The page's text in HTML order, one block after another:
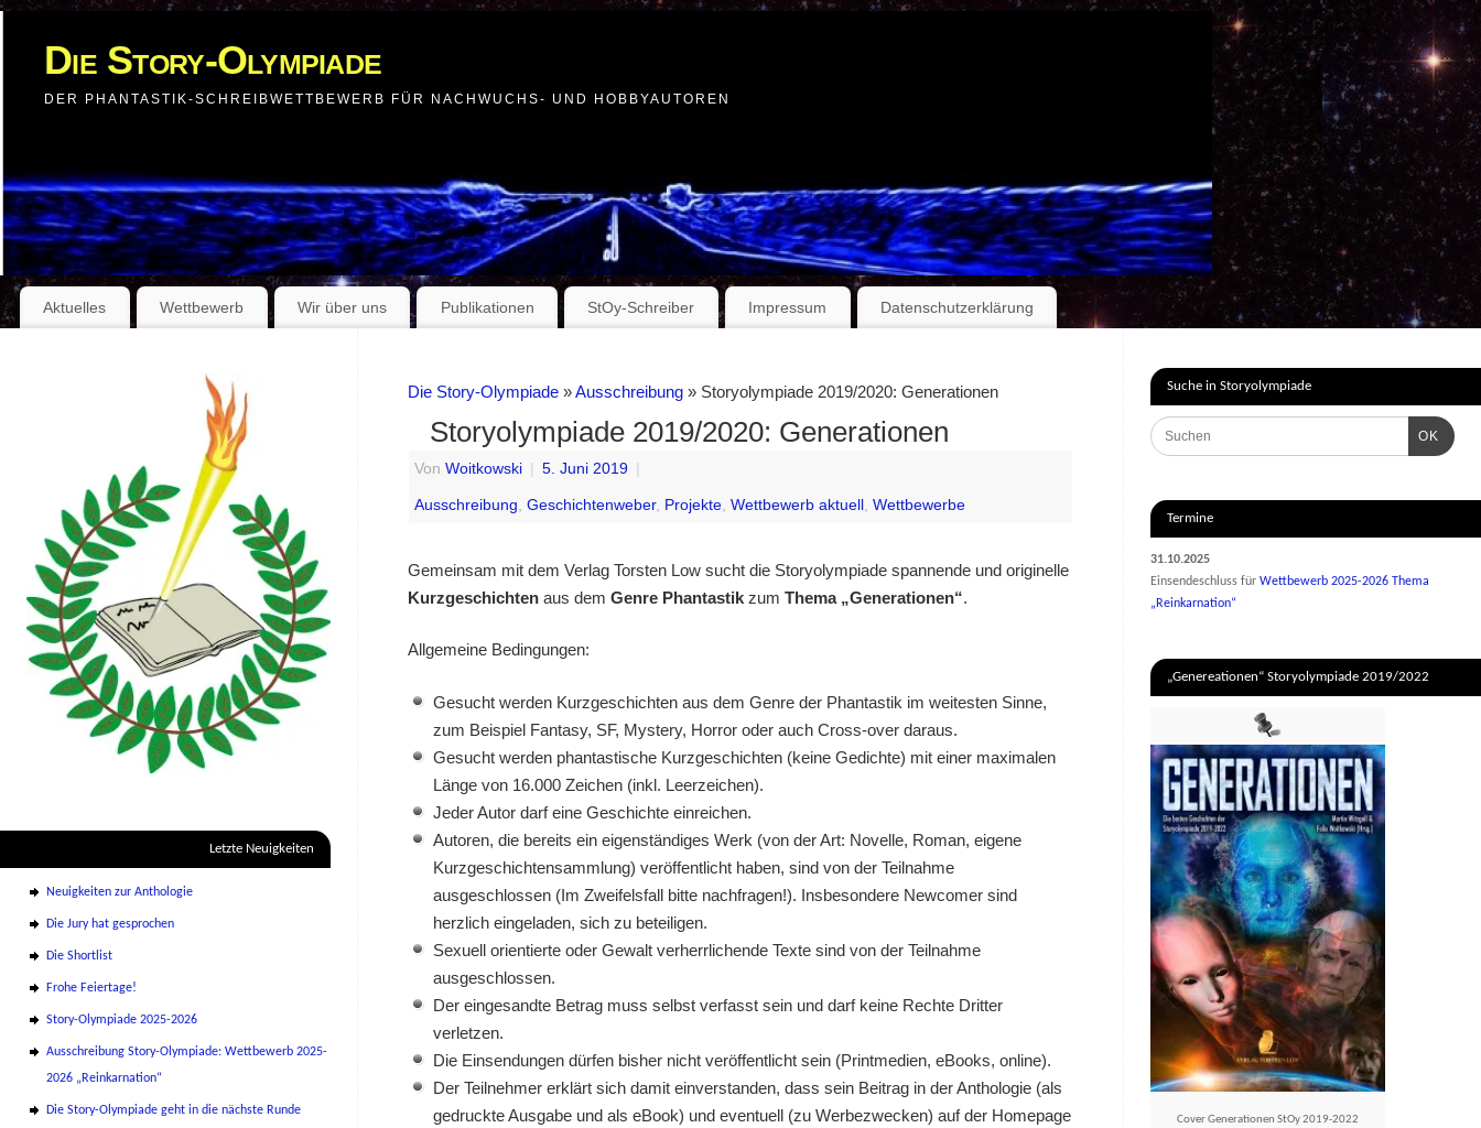
Die Story-Olympiade
DER PHANTASTIK-SCHREIBWETTBEWERB FÜR NACHWUCHS- UND HOBBYAUTOREN
Aktuelles Wettbewerb Wir über uns Publikationen StOy-Schreiber Impressum Datenschutzerklärung
Die Story-Olympiade »Ausschreibung » Storyolympiade 2019/2020: Generationen
Storyolympiade 2019/2020: Generationen
Von Woitkowski 5. Juni 2019
Ausschreibung Geschichtenweber, Projekte Wettbewerb aktuell Wettbewerbe
Gemeinsam mit dem Verlag Torsten Low sucht die Storyolympiade spannende und originelle
Kurzgeschichten aus dem Genre Phantastik zum Thema „Generationen“.
Allgemeine Bedingungen:
Gesucht werden Kurzgeschichten aus dem Genre der Phantastik im weitesten Sinne,
zum Beispiel Fantasy, SF, Mystery, Horror oder auch Cross-over daraus.
Gesucht werden phantastische Kurzgeschichten (keine Gedichte) mit einer maximalen
Länge von 16.000 Zeichen (inkl. Leerzeichen).
Jeder Autor darf eine Geschichte einreichen.
Autoren, die bereits ein eigenständiges Werk (von der Art: Novelle, Roman, eigene
Kurzgeschichtensammlung) veröffentlicht haben, sind von der Teilnahme
ausgeschlossen (Im Zweifelsfall bitte nachfragen!). Insbesondere Newcomer sind
herzlich eingeladen, sich zu beteiligen.
Sexuell orientierte oder Gewalt verherrlichende Texte sind von der Teilnahme
ausgeschlossen.
Der eingesandte Betrag muss selbst verfasst sein und darf keine Rechte Dritter
verletzen.
Die Einsendungen dürfen bisher nicht veröffentlicht sein (Printmedien, eBooks, online).
Der Teilnehmer erklärt sich damit einverstanden, dass sein Beitrag in der Anthologie (als
gedruckte Ausgabe und als eBook) und eventuell (zu Werbezwecken) auf der Homepage
Letzte Neuigkeiten
Neuigkeiten zur Anthologie
Die Jury hat gesprochen
Die Shortlist
Frohe Feiertage!
Story-Olympiade 2025-2026
Ausschreibung Story-Olympiade: Wettbewerb 2025-
2026 „Reinkarnation“
Die Story-Olympiade geht in die nächste Runde
Suche in Storyolympiade
OK
Termine
31.10.2025
Einsendeschluss für Wettbewerb 2025-2026 Thema
„Reinkarnation“
„Genereationen“ Storyolympiade 2019/2022
Cover Generationen StOy 2019-2022